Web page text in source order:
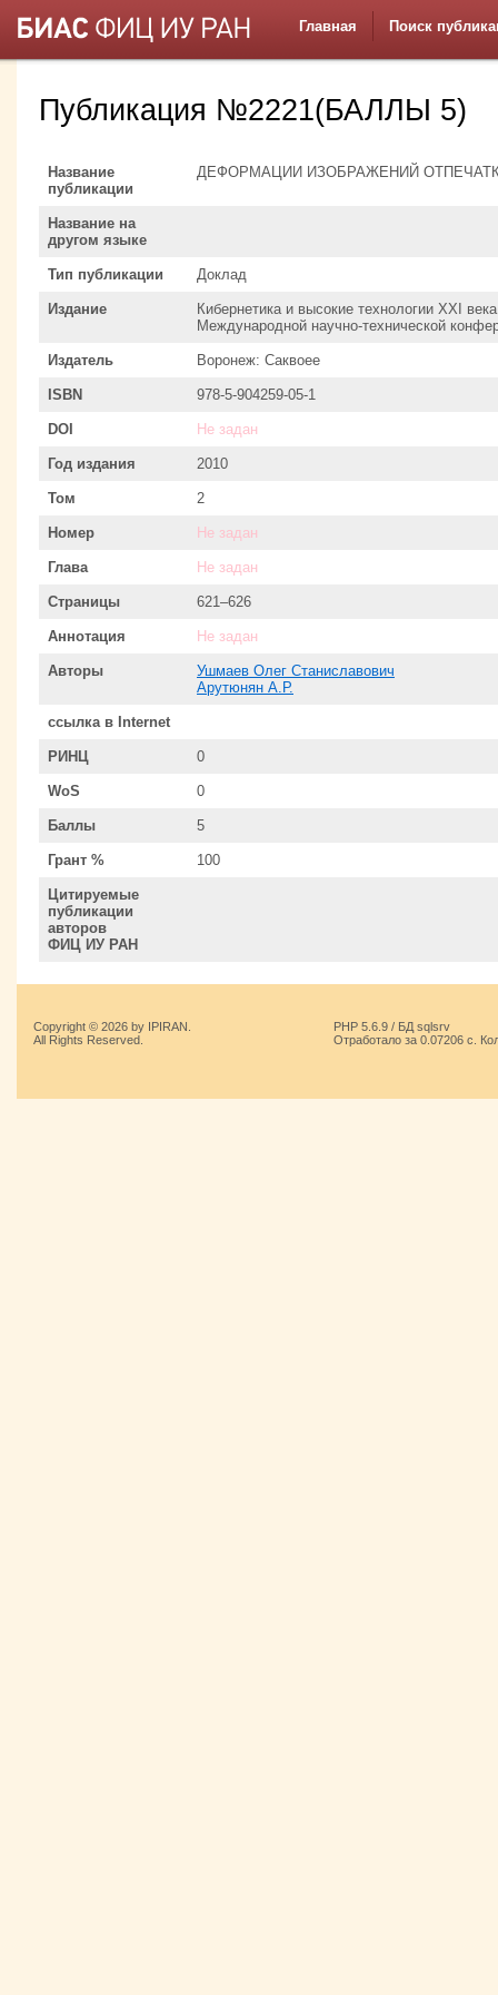
Главная Поиск
Публикация №2221(БАЛЛЫ 5)
Название
публикации
ДЕФОРМАЦИИ ИЗОБРАЖЕНИЙ
Название на
другом языке
Тип публикации Доклад
Издание
Кибернетика и высокие технологии XXI
Международной научно-технической
Издатель Воронеж: Саквоее
ISBN 978-5-904259-05-1
DOI Не задан
Год издания 2010
Том 2
Номер Не задан
Глава Не задан
Страницы 621–626
Аннотация Не задан
Авторы
Ушмаев Олег Станиславович
Арутюнян А.Р.
ссылка в Internet
РИНЦ 0
WoS 0
Баллы 5
Грант % 100
Цитируемые
публикации
авторов
ФИЦ ИУ РАН
Copyright © 2026 by IPIRAN.
All Rights Reserved.
PHP 5.6.9 / БД sqlsrv
Отработало за 0.07206 с.